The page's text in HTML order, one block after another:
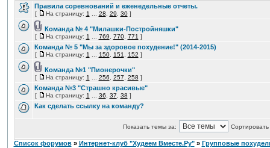
Правила соревнований и еженедельные отчеты.
[ На страницу: 1 28 29 30]
Команда № 4 "Милашки-Постройняшки"
[ На страницу: 1 769 770, 771 ]
Команда № 5 "Мы за здоровое похудение!" (2014-2015)
[ На страницу: 1 150, 151 152 ]
Команда №1 "Пионерочки"
[ На страницу: 1 256 257 258 ]
Команда №3 "Страшно красивые"
[ На страницу: 1 36 37 38 ]
Как сделать ссылку на команду?
Показать темы за: Сортировать
Список форумов» Интернет-клуб "Худеем Вместе.Ру"» Групповые